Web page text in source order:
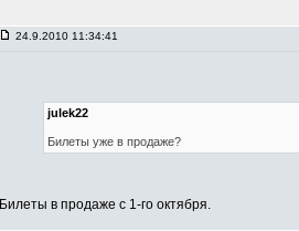
24.9.2010 11:34:41
julek22
Билеты уже в продаже?
Билеты в продаже с 1-го октября.